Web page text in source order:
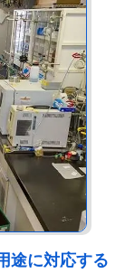
途に対応する